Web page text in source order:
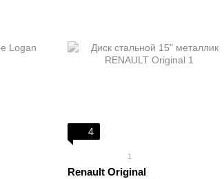
4
1
Renault Original